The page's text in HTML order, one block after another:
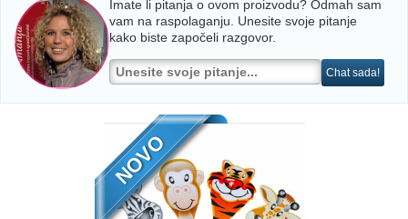
Imate li pitanja o ovom proizvodu? Odmah sam
vam na raspolaganju. Unesite svoje pitanje
kako biste započeli razgovor.
Chat sada!
NOVO